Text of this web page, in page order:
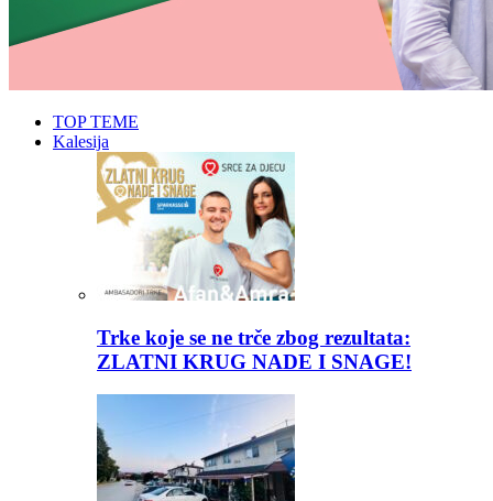
TOP TEME
Kalesija
Trke koje se ne trče zbog rezultata:
ZLATNI KRUG NADE I SNAGE!